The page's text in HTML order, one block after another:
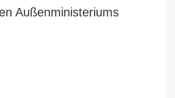
Außenministeriums